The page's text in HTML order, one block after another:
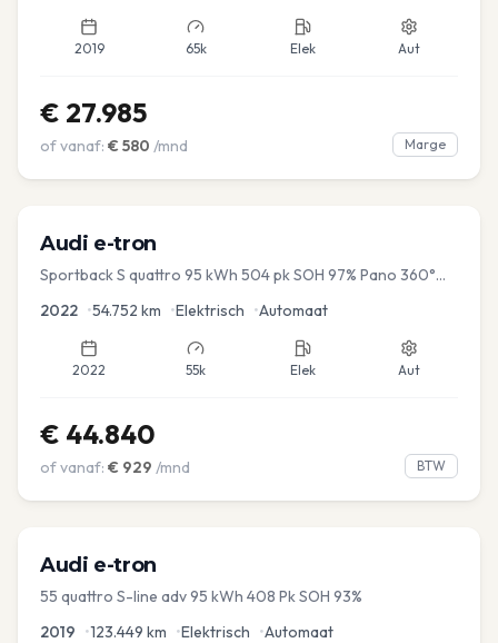
2019 65k Elek Aut
€ 27.985
of vanaf: € 580 /mnd Marge
Audi e-tron
Sportback S quattro 95 kWh 504 pk SOH 97% Pano 360°
2022 •54.752 km •Elektrisch •Automaat
2022 55k Elek Aut
€ 44.840
of vanaf: € 929 /mnd BTW
Audi e-tron
55 quattro S-line adv 95 kWh 408 Pk SOH 93%
2019 •123.449 km •Elektrisch •Automaat